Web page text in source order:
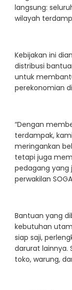
langsung:
wilayah
Kebijakan ini
distribusi
untuk
perekonomian
“Dengan
terdampak,
meringankan
tetapi juga
pedagang yang
perwakilan
Bantuan yang
kebutuhan
siap saji,
darurat lainnya.
toko, warung,